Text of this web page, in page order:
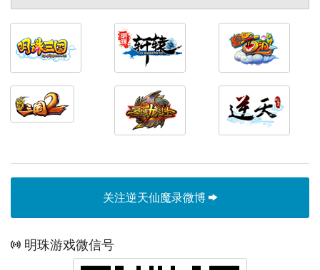
关注逆天仙魔录微博
明珠游戏微信号